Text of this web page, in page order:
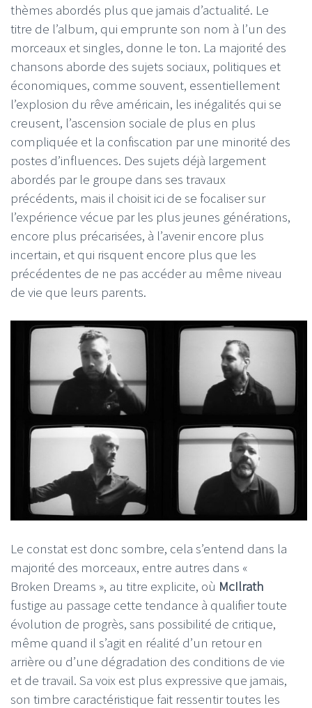
thèmes abordés plus que jamais d’actualité. Le
titre de l’album, qui emprunte son nom à l’un des
morceaux et singles, donne le ton. La majorité des
chansons aborde des sujets sociaux, politiques et
économiques, comme souvent, essentiellement
l’explosion du rêve américain, les inégalités qui se
creusent, l’ascension sociale de plus en plus
compliquée et la confiscation par une minorité des
postes d’influences. Des sujets déjà largement
abordés par le groupe dans ses travaux
précédents, mais il choisit ici de se focaliser sur
l’expérience vécue par les plus jeunes générations,
encore plus précarisées, à l’avenir encore plus
incertain, et qui risquent encore plus que les
précédentes de ne pas accéder au même niveau
de vie que leurs parents.
Le constat est donc sombre, cela s’entend dans la
majorité des morceaux, entre autres dans «
Broken Dreams », au titre explicite, où McIlrath
fustige au passage cette tendance à qualifier toute
évolution de progrès, sans possibilité de critique,
même quand il s’agit en réalité d’un retour en
arrière ou d’une dégradation des conditions de vie
et de travail. Sa voix est plus expressive que jamais,
son timbre caractéristique fait ressentir toutes les